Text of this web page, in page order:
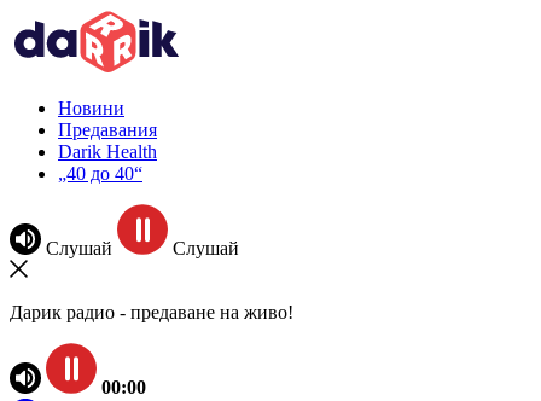
Новини
Предавания
Darik Health
„40 до 40“
Слушай Слушай
Дарик радио - предаване на живо!
00:00